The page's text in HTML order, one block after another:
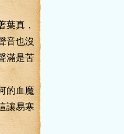
真，
音也沒
滿是苦
的血魔
讓易寒